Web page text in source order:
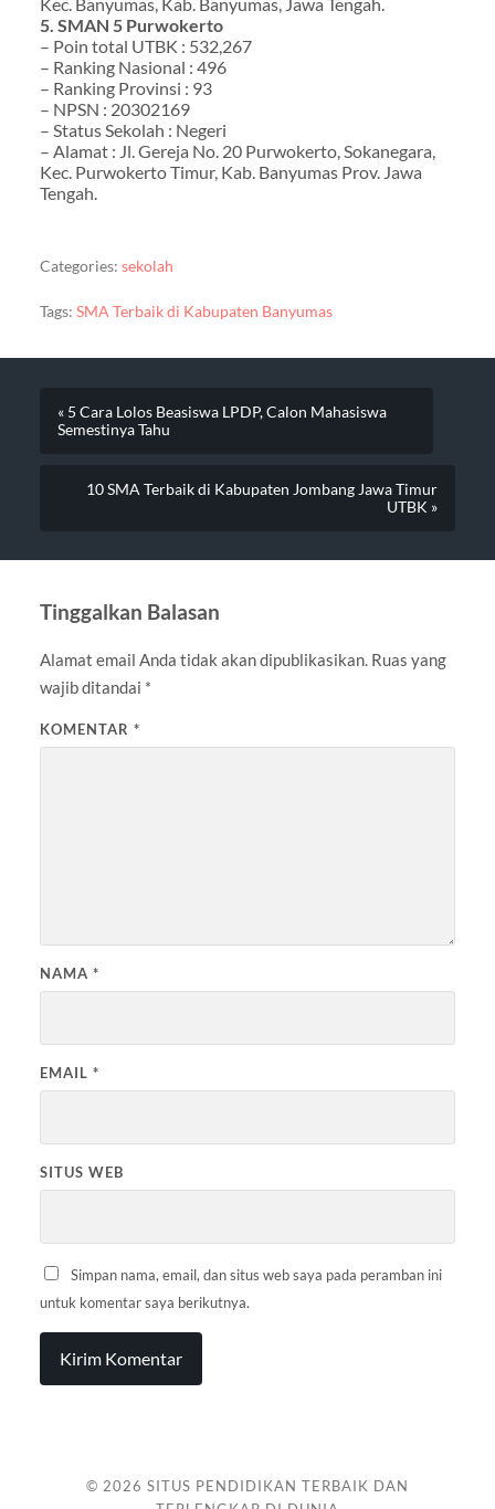
5. SMAN 5 Purwokerto
– Poin total UTBK : 532,267
– Ranking Nasional : 496
– Ranking Provinsi : 93
– NPSN : 20302169
– Status Sekolah : Negeri
– Alamat : Jl. Gereja No. 20 Purwokerto, Sokanegara,
Kec. Purwokerto Timur, Kab. Banyumas Prov. Jawa
Tengah.
Categories: sekolah
Tags: SMA Terbaik di Kabupaten Banyumas
« 5 Cara Lolos Beasiswa LPDP, Calon Mahasiswa
Semestinya Tahu
10 SMA Terbaik di Kabupaten Jombang Jawa Timur
UTBK »
Tinggalkan Balasan
Alamat email Anda tidak akan dipublikasikan. Ruas yang
wajib ditandai *
KOMENTAR *
NAMA *
EMAIL *
SITUS WEB
Simpan nama, email, dan situs web saya pada peramban ini
untuk komentar saya berikutnya.
© 2026 SITUS PENDIDIKAN TERBAIK DAN